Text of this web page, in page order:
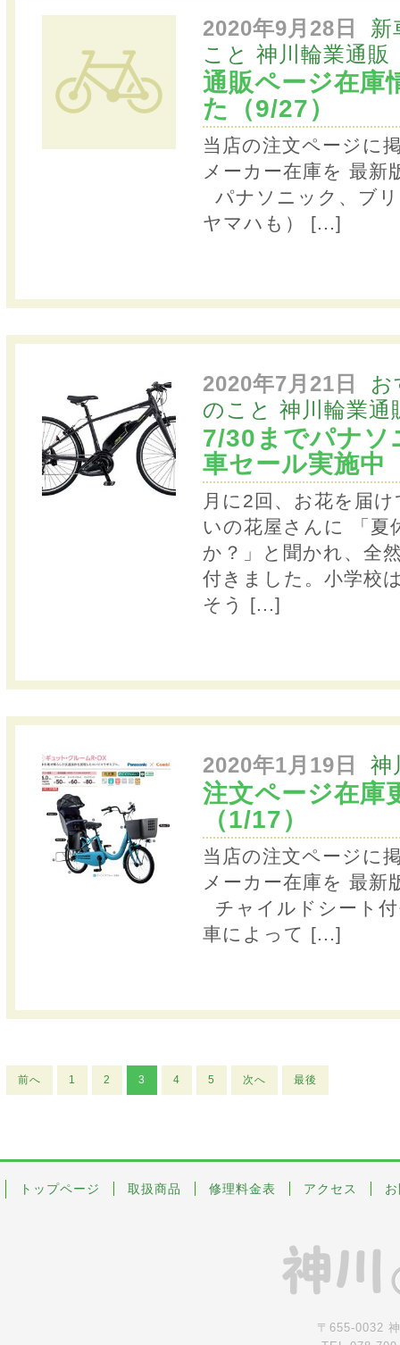
2020年9月28日
新
こと 神川輪業通販
通販ページ在庫
た（9/27）
当店の注文ページに
メーカー在庫を 最
パナソニック、ブ
ヤマハも）
[...]
2020年7月21日
お
のこと 神川輪業通
7/30までパナソ
車セール実施中
月に2回、お花を届
いの花屋さんに 「夏
か？」と聞かれ、全
付きました。小学校
そう
[...]
2020年1月19日 神
注文ページ在庫
（1/17）
当店の注文ページに
メーカー在庫を 最
チャイルドシート
車によって [...]
前へ 1 2 3 4 5 次へ 最後
トップページ 取扱商品 修理料金表 アクセス
〒655-0032